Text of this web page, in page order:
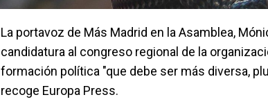
La portavoz de Más Madrid en la Asamblea,
candidatura al congreso regional de la
formación política "que debe ser más diversa,
recoge Europa Press.